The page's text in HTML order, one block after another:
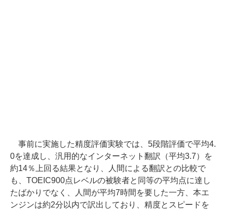
事前に実施した精度評価実験では、5段階評価で平均4.
0を達成し、汎用的なインターネット翻訳（平均3.7）を
約14％上回る結果となり、人間による翻訳との比較で
も、TOEIC900点レベルの被験者と同等の平均点に達し
たばかりでなく、人間が平均7時間を要した一方、本エ
ンジンは約2分以内で訳出しており、精度とスピードを